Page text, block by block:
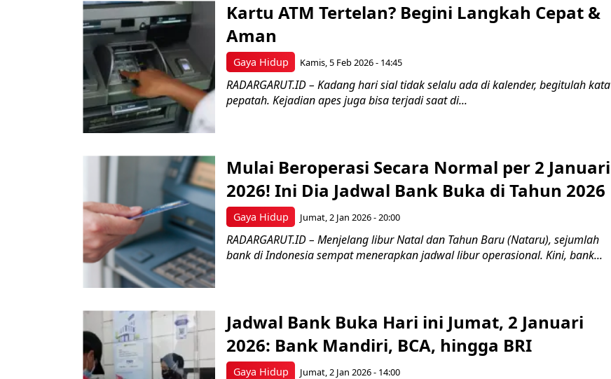
Gaya Hidup
Kartu ATM Tertelan? Begini Langkah Cepat &
Aman
Kamis, 5 Feb 2026 - 14:45
RADARGARUT.ID – Kadang hari sial tidak selalu ada di kalender, begitulah kata
pepatah. Kejadian apes juga bisa terjadi saat di...
Gaya Hidup
Mulai Beroperasi Secara Normal per 2 Januari
2026! Ini Dia Jadwal Bank Buka di Tahun 2026
Jumat, 2 Jan 2026 - 20:00
RADARGARUT.ID – Menjelang libur Natal dan Tahun Baru (Nataru), sejumlah
bank di Indonesia sempat menerapkan jadwal libur operasional. Kini, bank...
Gaya Hidup
Jadwal Bank Buka Hari ini Jumat, 2 Januari
2026: Bank Mandiri, BCA, hingga BRI
Jumat, 2 Jan 2026 - 14:00